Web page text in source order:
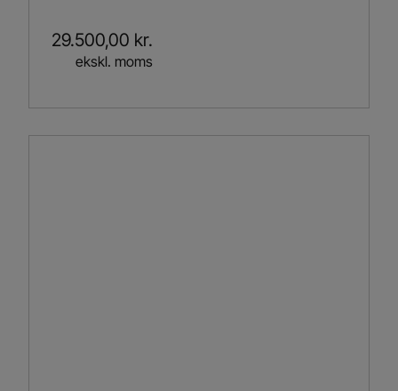
29.500,00 kr.
ekskl. moms